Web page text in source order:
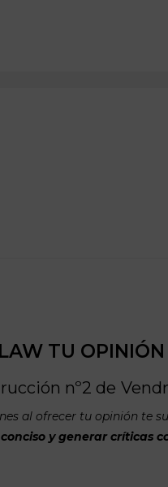
TU OPINIÓN
nº2 de
al ofrecer tu opinión te
y generar críticas